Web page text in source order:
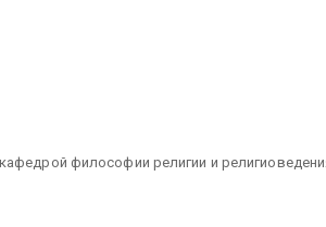
философии религии и